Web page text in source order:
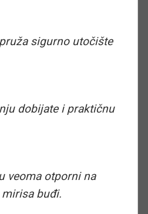
sigurno utočište
dobijate i praktičnu
veoma otporni na
buđi.